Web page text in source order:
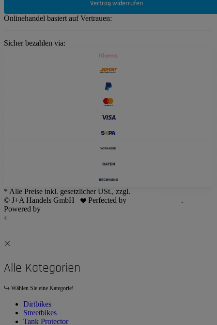
Vertrag widerrufen
Onlinehandel basiert auf Vertrauen:
Sicher bezahlen via:
* Alle Preise inkl. gesetzlicher USt., zzgl.
© J+A Handels GmbH
Perfected by
.
Powered by
Alle Kategorien
Wählen Sie eine Kategorie!
Dirtbikes
Streetbikes
Tank Protector